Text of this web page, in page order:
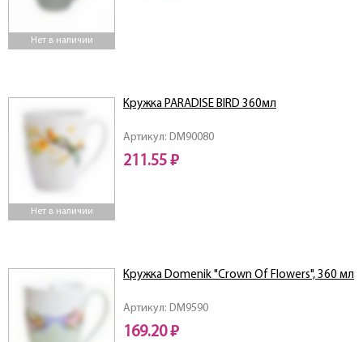
Нет в наличии
Нет в наличии
Артикул: DM90080
Кружка PARADISE BIRD 360мл
211.55 ₽
Артикул: DM9590
Кружка Domenik "Crown Of Flowers", 360 мл
169.20 ₽